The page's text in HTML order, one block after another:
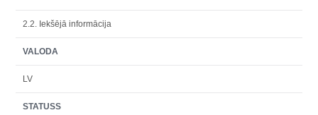
2.2. Iekšējā informācija
VALODA
LV
STATUSS